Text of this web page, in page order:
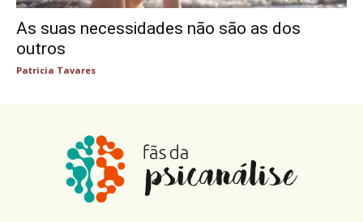
As suas necessidades não são as dos
outros
Patricia Tavares